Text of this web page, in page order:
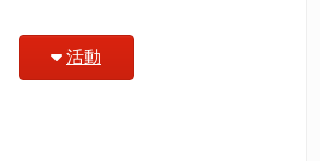
活動